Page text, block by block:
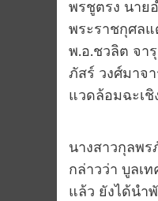
พรชูตรง นาย
พระราชกุศล
พ.อ.ชวลิต จา
ภัสร์ วงศ์มาจ
แวดล้อมฉะเชิ
นางสาวกุลพ
กล่าวว่า บูลเ
แล้ว ยังได้นำ